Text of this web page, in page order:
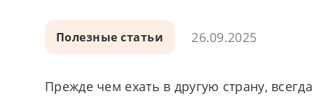
Полезные статьи 26.09.2025
Прежде чем ехать в другую страну,